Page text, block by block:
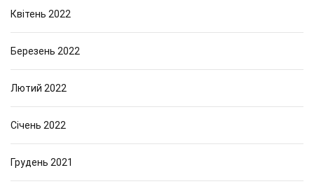
Квітень 2022
Березень 2022
Лютий 2022
Січень 2022
Грудень 2021